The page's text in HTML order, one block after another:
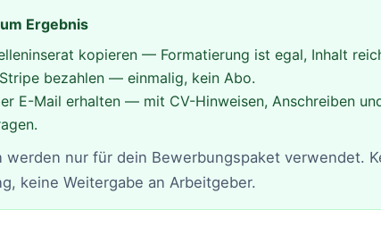
Ergebnis
kopieren — Formatierung ist egal, Inhalt
bezahlen — einmalig, kein Abo.
E-Mail erhalten — mit CV-Hinweisen, Anschreiben
werden nur für dein Bewerbungspaket verwendet.
keine Weitergabe an Arbeitgeber.